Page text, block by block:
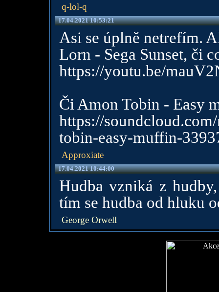
q-lol-q
17.04.2021 10:53:21
Asi se úplně netrefím.
Lorn - Sega Sunset, či
https://youtu.be/
Či Amon Tobin - Easy
https://
tobin-easy-muffin-
Approxiate
17.04.2021 10:44:00
Hudba vzniká z
tím se hudba od hluku
George Orwell